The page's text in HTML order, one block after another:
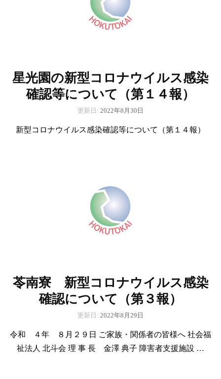
星光園の新型コロナウイルス感染
確認等について（第１４報）
更新日: 2022年8月30日
新型コロナウイルス感染確認等について（第１４報）
苓南寮 新型コロナウイルス感染
確認について（第３報）
更新日: 2022年8月29日
令和 ４年 ８月２９日 ご家族・関係者の皆様へ 社会福
祉法人 北斗会 理 事 長 金澤 典子 障害者支援施設 …